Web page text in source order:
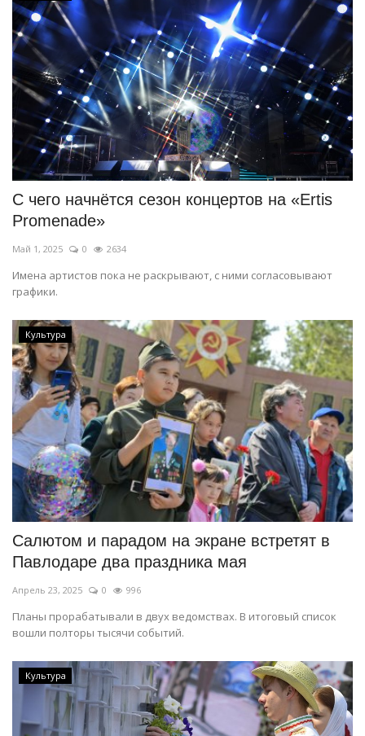
С чего начнётся сезон концертов на «Ertis
Promenade»
Май 1, 2025 0 2634
Имена артистов пока не раскрывают, с ними согласовывают
графики.
Культура
Салютом и парадом на экране встретят в
Павлодаре два праздника мая
Апрель 23, 2025 0 996
Планы прорабатывали в двух ведомствах. В итоговый список
вошли полторы тысячи событий.
Культура